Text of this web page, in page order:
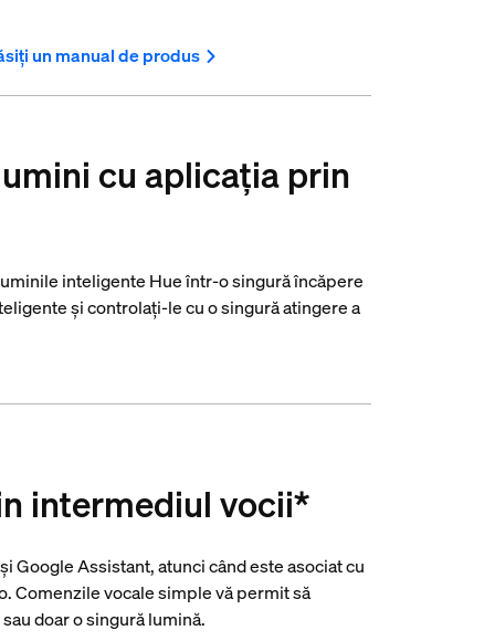
un manual de produs
cu aplicația prin
inteligente Hue într-o singură încăpere
și controlați-le cu o singură atingere a
intermediul vocii*
Google Assistant, atunci când este asociat cu
Comenzile vocale simple vă permit să
doar o singură lumină.